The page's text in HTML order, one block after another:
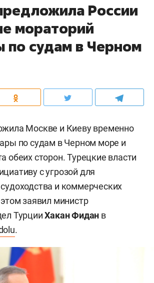
России
мораторий
по судам в Черном
Москве и Киеву временно
по судам в Черном море и
обеих сторон. Турецкие власти
с угрозой для
и коммерческих
заявил министр
ТурцииХакан Фидан в
.